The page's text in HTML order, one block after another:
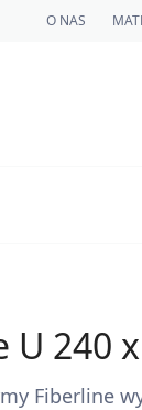
O NAS
U 240
Fiberline